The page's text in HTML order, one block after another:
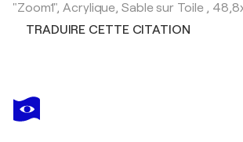
"Zoom1",Acrylique, Sable sur Toile,
TRADUIRE CETTE CITATION